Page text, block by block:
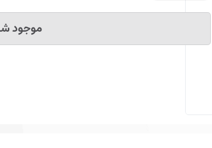
موجود